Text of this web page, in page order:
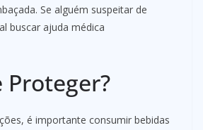
Se alguém suspeitar de
buscar ajuda médica
Proteger?
é importante consumir bebidas